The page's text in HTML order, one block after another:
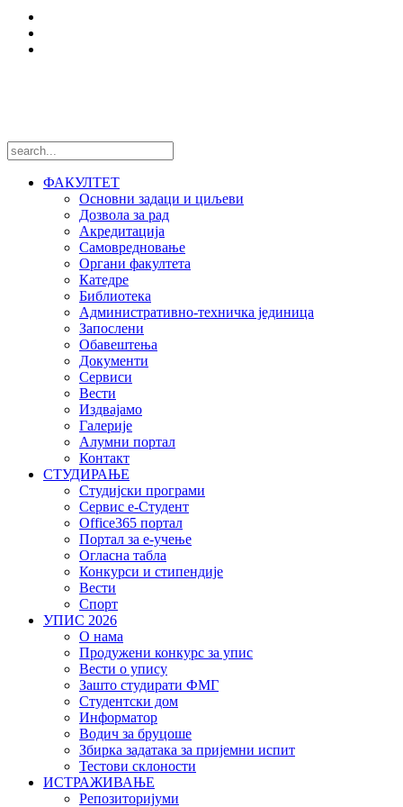
ФАКУЛТЕТ
Основни задаци и циљеви
Дозвола за рад
Акредитација
Самовредновање
Органи факултета
Катедре
Библиотека
Административно-техничка јединица
Запослени
Обавештења
Документи
Сервиси
Вести
Издвајамо
Галерије
Алумни портал
Контакт
СТУДИРАЊЕ
Студијски програми
Сервис е-Студент
Office365 портал
Портал за е-учење
Огласна табла
Конкурси и стипендије
Вести
Спорт
УПИС 2026
О нама
Продужени конкурс за упис
Вести о упису
Зашто студирати ФМГ
Студентски дом
Информатор
Водич за бруцоше
Збиркa задатака за пријемни испит
Тестови склоности
ИСТРАЖИВАЊЕ
Репозиторијуми